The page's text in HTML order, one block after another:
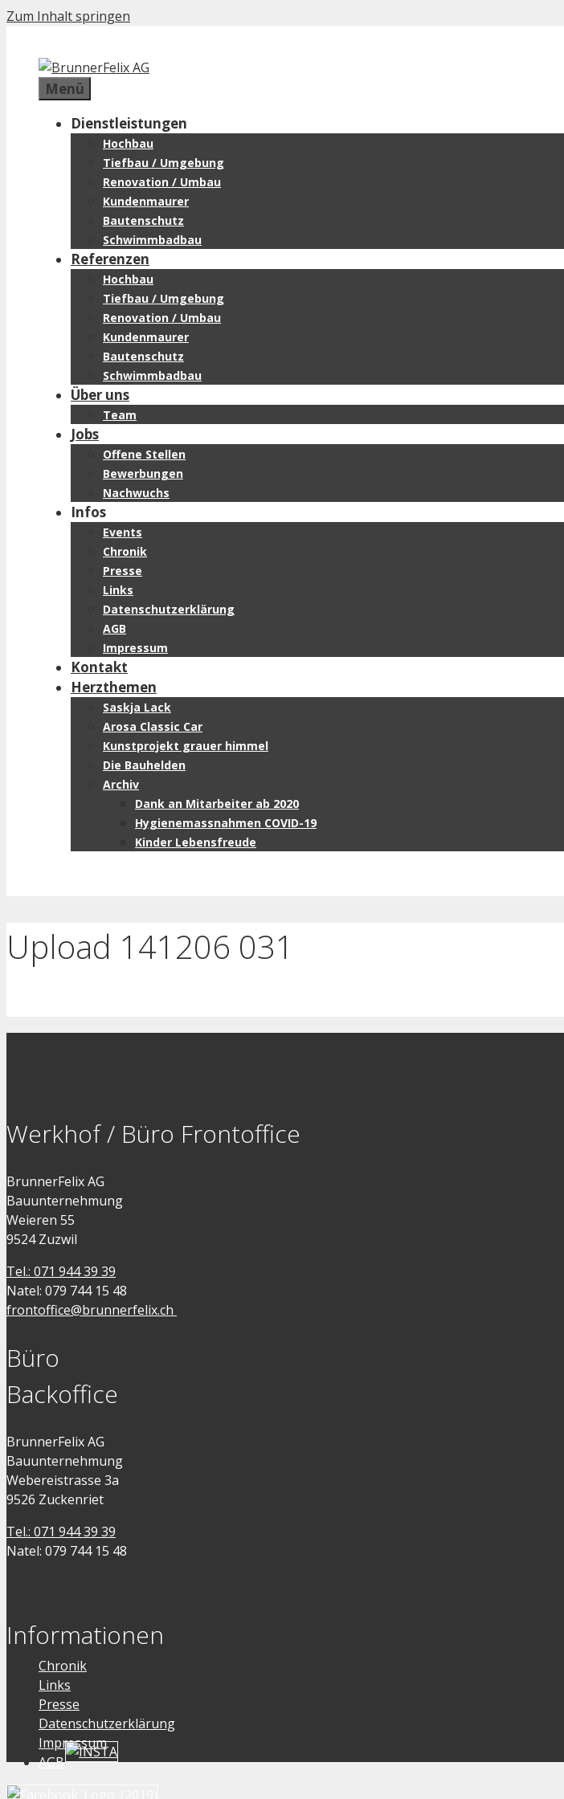
Zum Inhalt springen
Menü
Dienstleistungen
Hochbau
Tiefbau / Umgebung
Renovation / Umbau
Kundenmaurer
Bautenschutz
Schwimmbadbau
Referenzen
Hochbau
Tiefbau / Umgebung
Renovation / Umbau
Kundenmaurer
Bautenschutz
Schwimmbadbau
Über uns
Team
Jobs
Offene Stellen
Bewerbungen
Nachwuchs
Infos
Events
Chronik
Presse
Links
Datenschutzerklärung
AGB
Impressum
Kontakt
Herzthemen
Saskja Lack
Arosa Classic Car
Kunstprojekt grauer himmel
Die Bauhelden
Archiv
Dank an Mitarbeiter ab 2020
Hygienemassnahmen COVID-19
Kinder Lebensfreude
Upload 141206 031
Werkhof / Büro Frontoffice
BrunnerFelix AG
Bauunternehmung
Weieren 55
9524 Zuzwil
Tel.: 071 944 39 39
Natel: 079 744 15 48
frontoffice@brunnerfelix.ch
Büro
Backoffice
BrunnerFelix AG
Bauunternehmung
Webereistrasse 3a
9526 Zuckenriet
Tel.: 071 944 39 39
Natel: 079 744 15 48
Informationen
Chronik
Links
Presse
Datenschutzerklärung
Impressum
AGB